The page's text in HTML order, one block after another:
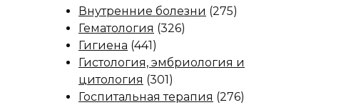
Внутренние болезни (275)
Гематология (326)
Гигиена (441)
Гистология, эмбриология и
цитология (301)
Госпитальная терапия (276)